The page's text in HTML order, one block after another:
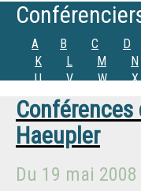
A B C D
K
L M N
U
V W X
Conférences
Haeupler
Du 19 mai 2008